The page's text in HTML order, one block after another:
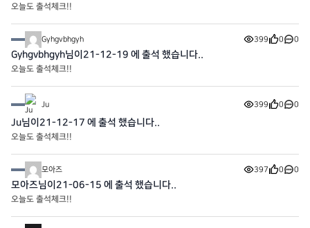
오늘도 출석체크!!
Gyhgvbhgyh 399 0 0
Gyhgvbhgyh님이21-12-19 에 출석 했습니다..
오늘도 출석체크!!
Ju 399 0 0
Ju님이21-12-17 에 출석 했습니다..
오늘도 출석체크!!
모아즈 397 0 0
모아즈님이21-06-15 에 출석 했습니다..
오늘도 출석체크!!